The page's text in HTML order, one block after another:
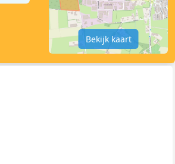
Bekijk kaart